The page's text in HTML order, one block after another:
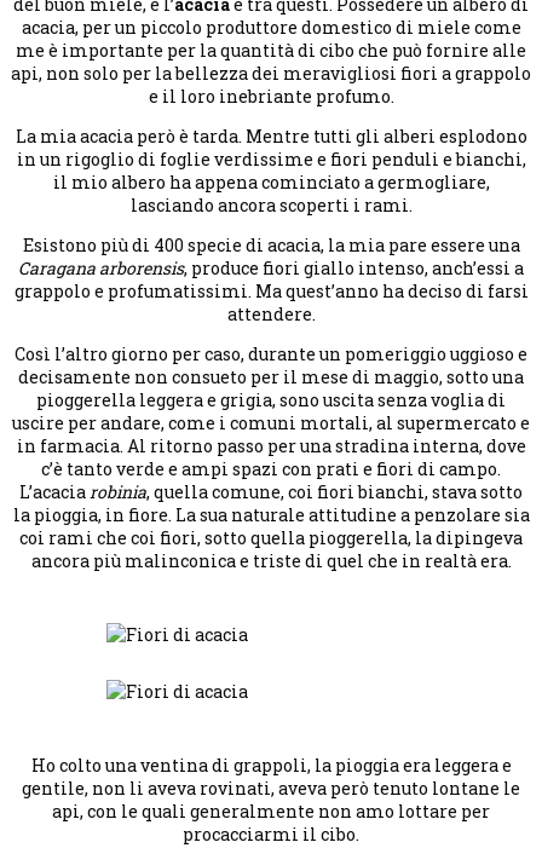
acacia, per un piccolo produttore domestico di miele come
me è importante per la quantità di cibo che può fornire alle
api, non solo per la bellezza dei meravigliosi fiori a grappolo
e il loro inebriante profumo.
La mia acacia però è tarda. Mentre tutti gli alberi esplodono
in un rigoglio di foglie verdissime e fiori penduli e bianchi,
il mio albero ha appena cominciato a germogliare,
lasciando ancora scoperti i rami.
Esistono più di 400 specie di acacia, la mia pare essere una
Caragana arborensis, produce fiori giallo intenso, anch’essi a
grappolo e profumatissimi. Ma quest’anno ha deciso di farsi
attendere.
Così l’altro giorno per caso, durante un pomeriggio uggioso e
decisamente non consueto per il mese di maggio, sotto una
pioggerella leggera e grigia, sono uscita senza voglia di
uscire per andare, come i comuni mortali, al supermercato e
in farmacia. Al ritorno passo per una stradina interna, dove
c’è tanto verde e ampi spazi con prati e fiori di campo.
L’acaciarobinia, quella comune, coi fiori bianchi, stava sotto
la pioggia, in fiore. La sua naturale attitudine a penzolare sia
coi rami che coi fiori, sotto quella pioggerella, la dipingeva
ancora più malinconica e triste di quel che in realtà era.
Ho colto una ventina di grappoli, la pioggia era leggera e
gentile, non li aveva rovinati, aveva però tenuto lontane le
api, con le quali generalmente non amo lottare per
procacciarmi il cibo.